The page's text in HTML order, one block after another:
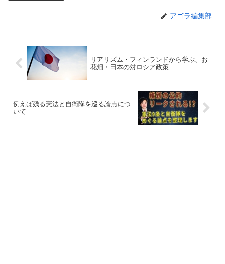
アゴラ編集部
リアリズム・フィンランドから学ぶ、お
花畑・日本の対ロシア政策
例えば残る憲法と自衛隊を巡る論点につ
いて